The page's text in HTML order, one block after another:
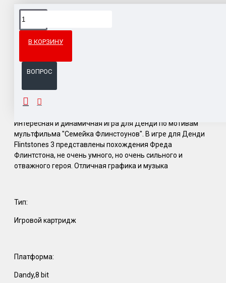
В КОРЗИНУ
ВОПРОС
Доставка товара по всему Таможенному союзу.
ОПИСАНИЕ
Интересная и динамичная игра для Денди по мотивам
мультфильма "Семейка Флинстоунов". В игре для Денди
Flintstones 3 представлены похождения Фреда
Флинтстона, не очень умного, но очень сильного и
отважного героя. Отличная графика и музыка
Тип:
Игровой картридж
Платформа:
Dandy,8 bit